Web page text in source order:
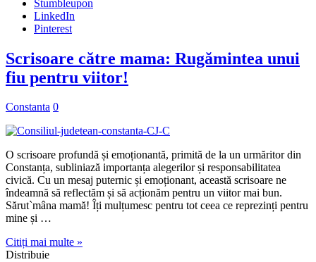
Stumbleupon
LinkedIn
Pinterest
Scrisoare către mama: Rugămintea unui
fiu pentru viitor!
Constanta 0
O scrisoare profundă și emoționantă, primită de la un urmăritor din
Constanța, subliniază importanța alegerilor și responsabilitatea
civică. Cu un mesaj puternic și emoționant, această scrisoare ne
îndeamnă să reflectăm și să acționăm pentru un viitor mai bun.
Sărut`mâna mamă! Îți mulțumesc pentru tot ceea ce reprezinți pentru
mine și …
Citiți mai multe »
Distribuie